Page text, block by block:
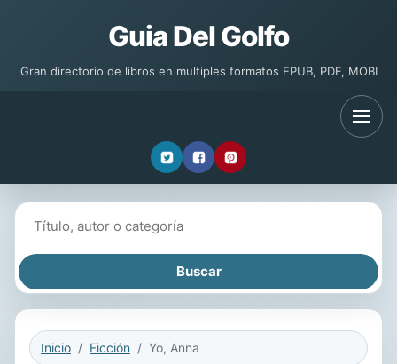
Guia Del Golfo
Gran directorio de libros en multiples formatos EPUB, PDF, MOBI
Inicio Ficción Yo, Anna